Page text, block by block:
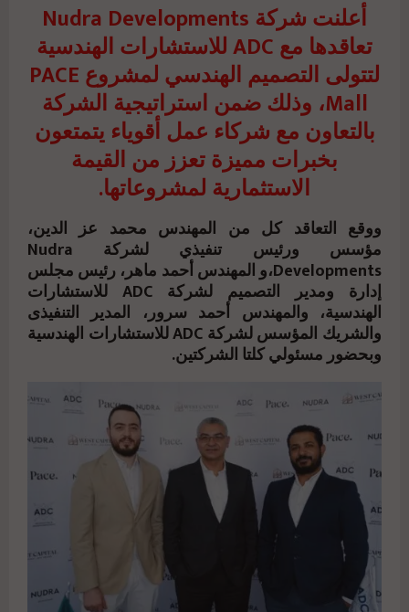
أعلنت شركة Nudra Developments
تعاقدها مع ADC للاستشارات الهندسية
لتتولى التصميم الهندسي لمشروع PACE
Mall، وذلك ضمن استراتيجية الشركة
بالتعاون مع شركاء عمل أقوياء يتمتعون
بخبرات مميزة تعزز من القيمة
الاستثمارية لمشروعاتها.
ووقع التعاقد كل من المهندس محمد عز الدين،
مؤسس ورئيس تنفيذي لشركة Nudra
Developments،و المهندس أحمد ماهر، رئيس مجلس
إدارة ومدير التصميم لشركة ADC للاستشارات
الهندسية، والمهندس أحمد سرور، المدير التنفيذى
والشريك المؤسس لشركة ADC للاستشارات الهندسية
وبحضور مسئولي كلتا الشركتين.